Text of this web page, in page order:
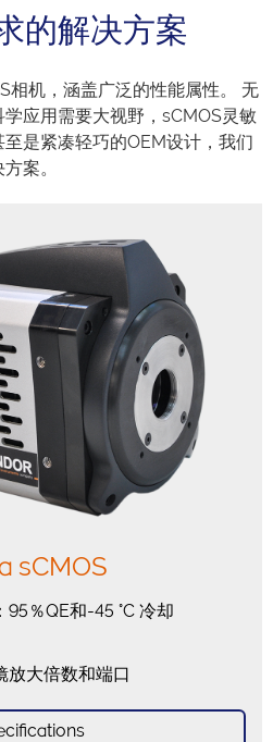
的解决方案
相机，涵盖广泛的性能属性。 无
应用需要大视野，sCMOS灵敏
是紧凑轻巧的OEM设计，我们
案。
sCMOS
％QE和-45 °C 冷却
放大倍数和端口